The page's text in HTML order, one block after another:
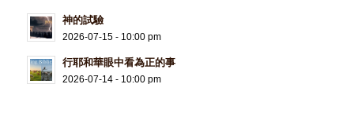
神的試驗
2026-07-15 - 10:00 pm
行耶和華眼中看為正的事
2026-07-14 - 10:00 pm